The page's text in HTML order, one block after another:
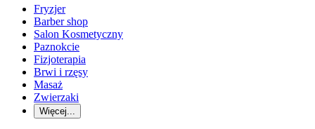
Fryzjer
Barber shop
Salon Kosmetyczny
Paznokcie
Fizjoterapia
Brwi i rzęsy
Masaż
Zwierzaki
Więcej...